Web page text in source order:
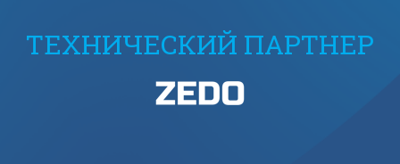
ТЕХНИЧЕСКИЙ ПАРТНЕР